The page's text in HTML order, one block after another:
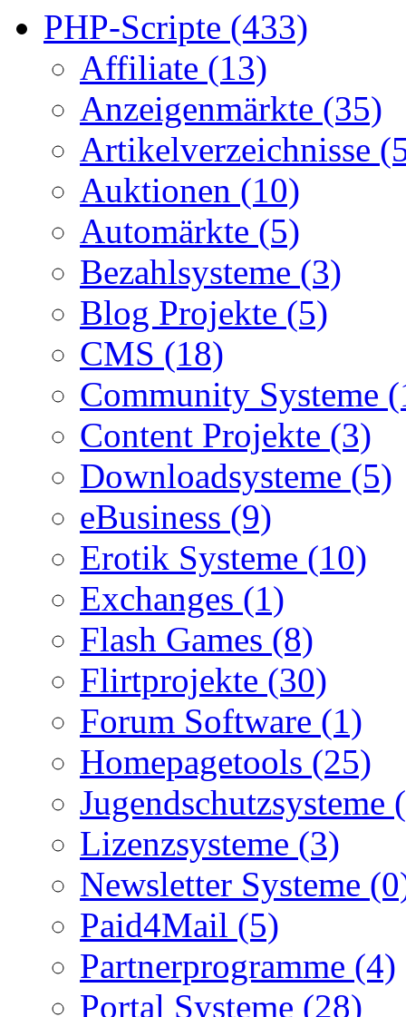
PHP-Scripte (433)
Affiliate (13)
Anzeigenmärkte (35)
Artikelverzeichnisse
Auktionen (10)
Automärkte (5)
Bezahlsysteme (3)
Blog Projekte (5)
CMS (18)
Community Systeme
Content Projekte (3)
Downloadsysteme (5)
eBusiness (9)
Erotik Systeme (10)
Exchanges (1)
Flash Games (8)
Flirtprojekte (30)
Forum Software (1)
Homepagetools (25)
Jugendschutzsysteme
Lizenzsysteme (3)
Newsletter Systeme
Paid4Mail (5)
Partnerprogramme (4)
Portal Systeme (28)